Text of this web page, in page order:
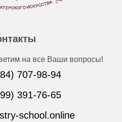
на все Ваши вопросы!
707-98-94
391-76-65
school.online